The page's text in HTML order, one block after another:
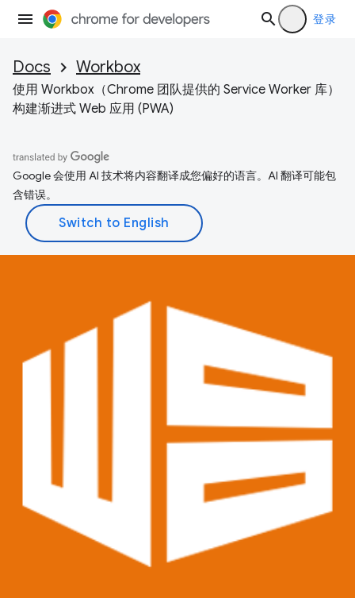
登录
Docs Workbox
使用 Workbox（Chrome 团队提供的 Service Worker 库）
构建渐进式 Web 应用 (PWA)
Google 会使用 AI 技术将内容翻译成您偏好的语言。AI 翻译可能包
含错误。